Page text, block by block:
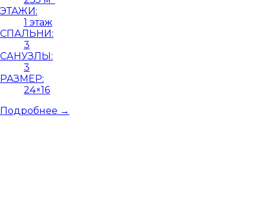
ЭТАЖИ:
1 этаж
СПАЛЬНИ:
3
САНУЗЛЫ:
3
РАЗМЕР:
24×16
Подробнее →